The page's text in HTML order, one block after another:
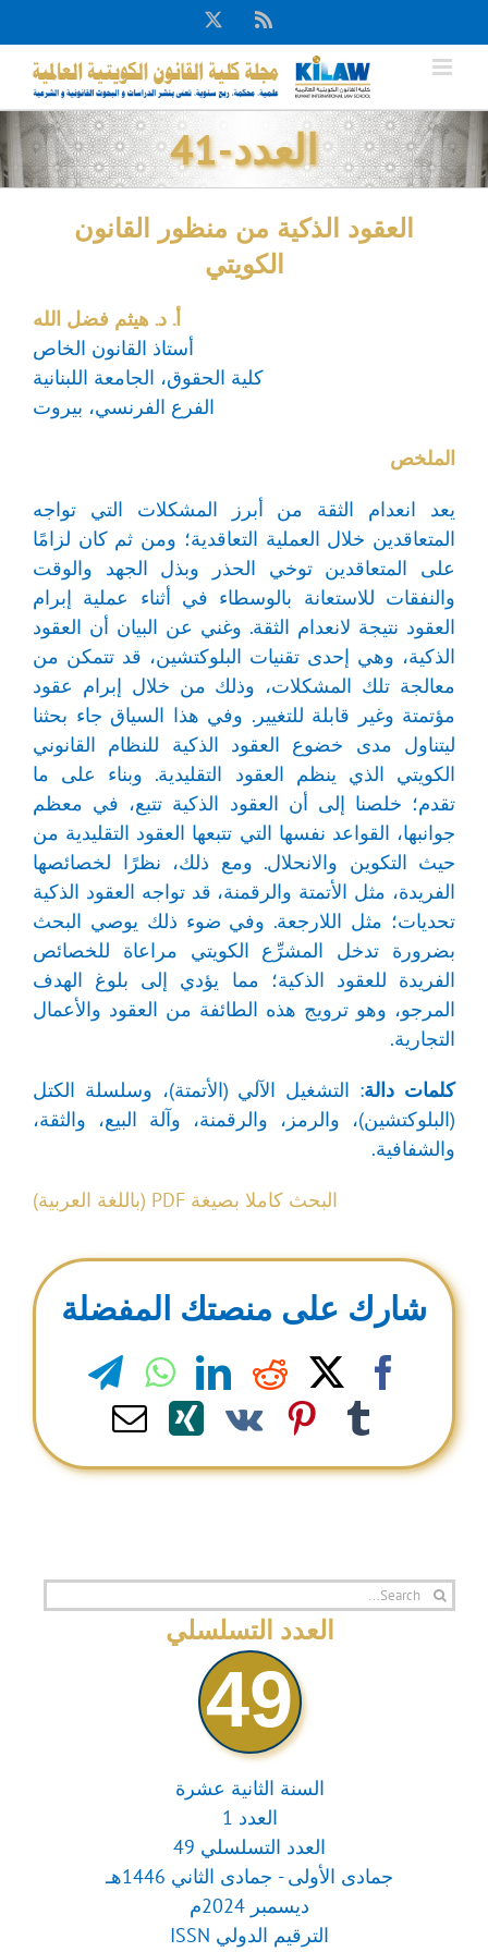
to
content
Rss
X
العدد-41
العقود الذكية من منظور القانون
الكويتي
أ. د. هيثم فضل الله
أستاذ القانون الخاص
كلية الحقوق، الجامعة اللبنانية
الفرع الفرنسي، بيروت
الملخص
يعد انعدام الثقة من أبرز المشكلات التي تواجه
المتعاقدين خلال العملية التعاقدية؛ ومن ثم كان لزامًا
على المتعاقدين توخي الحذر وبذل الجهد والوقت
والنفقات للاستعانة بالوسطاء في أثناء عملية إبرام
العقود نتيجة لانعدام الثقة. وغني عن البيان أن العقود
الذكية، وهي إحدى تقنيات البلوكتشين، قد تتمكن من
معالجة تلك المشكلات، وذلك من خلال إبرام عقود
مؤتمتة وغير قابلة للتغيير. وفي هذا السياق جاء بحثنا
ليتناول مدى خضوع العقود الذكية للنظام القانوني
الكويتي الذي ينظم العقود التقليدية. وبناء على ما
تقدم؛ خلصنا إلى أن العقود الذكية تتبع، في معظم
جوانبها، القواعد نفسها التي تتبعها العقود التقليدية من
حيث التكوين والانحلال. ومع ذلك، نظرًا لخصائصها
الفريدة، مثل الأتمتة والرقمنة، قد تواجه العقود الذكية
تحديات؛ مثل اللارجعة. وفي ضوء ذلك يوصي البحث
بضرورة تدخل المشرِّع الكويتي مراعاة للخصائص
الفريدة للعقود الذكية؛ مما يؤدي إلى بلوغ الهدف
المرجو، وهو ترويج هذه الطائفة من العقود والأعمال
التجارية.
كلمات دالة: التشغيل الآلي (الأتمتة)، وسلسلة الكتل
(البلوكتشين)، والرمز، والرقمنة، وآلة البيع، والثقة،
والشفافية.
البحث كاملا بصيغة PDF (باللغة العربية)
شارك على منصتك المفضلة
Facebook
X
Reddit
LinkedIn
Tumblr
Pinterest
Vk
Xing
Email
Search
العدد التسلسلي
49
السنة الثانية عشرة
العدد 1
العدد التسلسلي 49
جمادى الأولى - جمادى الثاني 1446هـ
ديسمبر 2024م
الترقيم الدولي ISSN